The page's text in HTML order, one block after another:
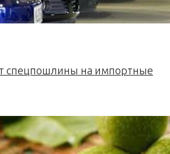
спецпошлины на импортные